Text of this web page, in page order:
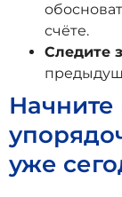
счёте.
Следите
Начните
уже